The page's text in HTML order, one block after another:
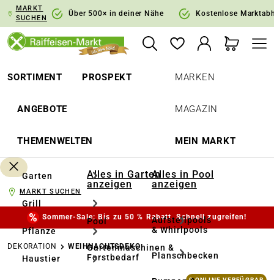
Zur Hauptnavigation springen
MARKT
SUCHEN
Über 500× in deiner Nähe Kostenlose
SORTIMENT PROSPEKT
ANGEBOTE
THEMENWELTEN
MARKEN
MAGAZIN
MEIN MARKT
Garten
Grill
Pflanze
Haustier
Alles in Garten
anzeigen
Pool
Gartenmaschinen &
Forstbedarf
Alles in Pool
anzeigen
Aufstellpools
& Whirlpools
Planschbecken
MARKT SUCHEN
Sommer-Sale: Bis zu 50 % Rabatt. Schnell zugreifen!
DEKORATION WEIHNACHTSDEKO